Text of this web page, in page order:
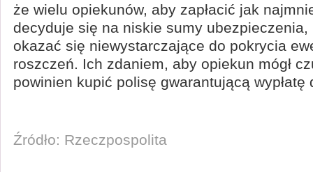
że wielu opiekunów, aby zapłacić jak
decyduje się na niskie sumy ubezpieczenia,
okazać się niewystarczające do pokrycia
roszczeń. Ich zdaniem, aby opiekun mógł
powinien kupić polisę gwarantującą wypłatę
Źródło: Rzeczpospolita